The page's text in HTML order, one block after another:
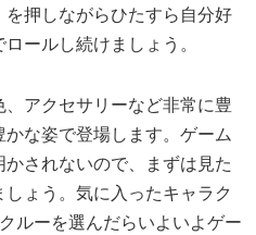
押しながらひたすら自分好
ールし続けましょう。
アクセサリーなど非常に豊
な姿で登場します。ゲーム
されないので、まずは見た
ょう。気に入ったキャラク
ルーを選んだらいよいよゲー